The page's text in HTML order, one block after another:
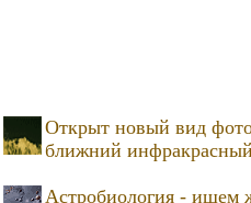
Открыт новый вид
ближний
Астробиология - ищем